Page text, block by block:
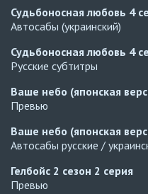
Судьбоносная любовь 4
Автосабы (украинский)
Судьбоносная любовь 4
Русские субтитры
Ваше небо (японская
Превью
Ваше небо (японская
Автосабы русские /
Гелбойс 2 сезон 2 серия
Превью